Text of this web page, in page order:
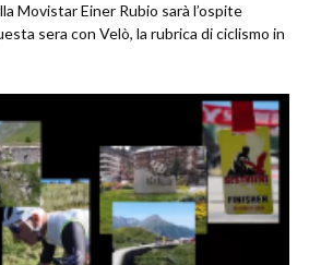
Movistar Einer Rubio sarà l’ospite
sera con Velò, la rubrica di ciclismo in